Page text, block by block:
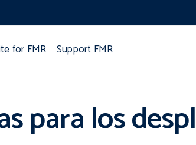
for FMR Support FMR
para los